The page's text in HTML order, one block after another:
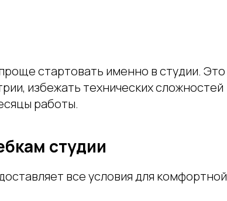
стартовать именно в студии. Это
избежать технических сложностей
работы.
студии
все условия для комфортной